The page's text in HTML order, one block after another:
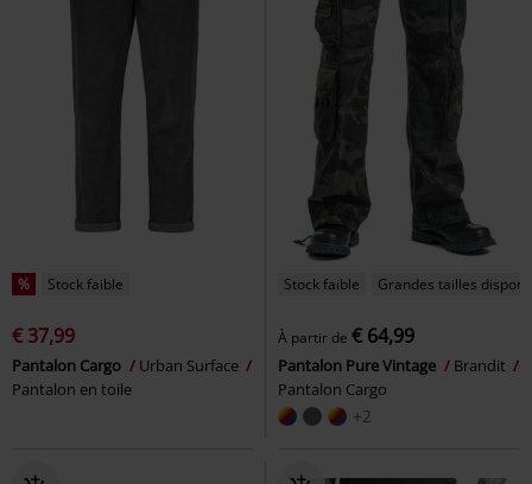
% Stock faible
€ 37,99
Pantalon Cargo
Urban Surface
Pantalon en toile
Stock faible Grandes tailles
À partir de € 64,99
Pantalon Pure Vintage
Brandit
Pantalon Cargo
+2